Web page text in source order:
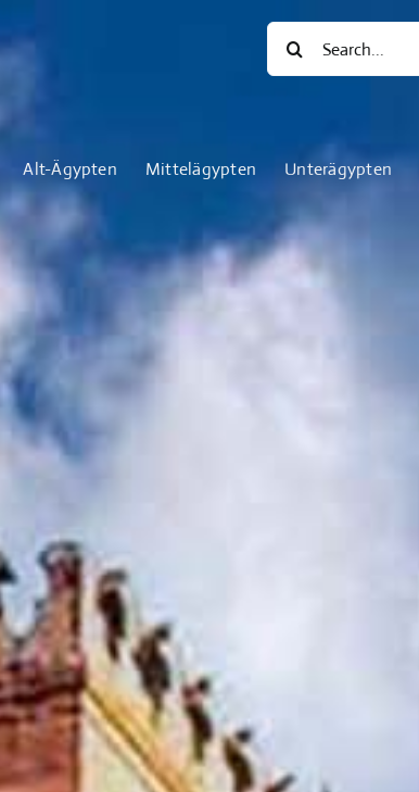
Suche
nach:
Alt-Ägypten Mittelägypten Unterägypten